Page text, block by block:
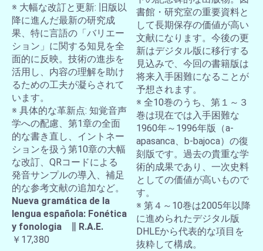
※ 大幅な改訂と更新: 旧版以
降に進んだ最新の研究成
果、特に言語の「バリエー
ション」に関する知見を全
面的に反映。技術の進歩を
活用し、内容の理解を助け
るための工夫が凝らされて
います。
※ 具体的な革新点: 知覚音声
学への配慮、第1章の全面
的な書き直し、イントネー
ションを扱う第10章の大幅
な改訂、QRコードによる
発音サンプルの導入、補足
的な参考文献の追加など。
Nueva gramática de la
lengua española: Fonética
y fonologia ∥ R.A.E.
￥17,380
書館・研究室の重要資料と
して長期保存の価値が高い
文献になります。今後の更
新はデジタル版に移行する
見込みで、今回の書籍版は
将来入手困難になることが
予想されます。
※ 全10巻のうち、第１～３
巻は現在では入手困難な
1960年～1996年版（a-
apasanca、b-bajoca）の復
刻版です。過去の貴重な学
術的成果であり、一次史料
としての価値が高いもので
す。
※ 第４～10巻は2005年以降
に進められたデジタル版
DHLEから代表的な項目を
抜粋して構成。